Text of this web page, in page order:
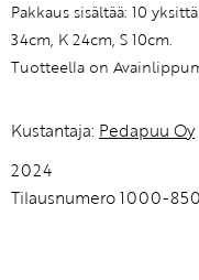
Pakkaus sisältää: 10
34cm, K 24cm, S 10cm.
Tuotteella on
Kustantaja: Pedapuu Oy
2024
Tilausnumero 1000-